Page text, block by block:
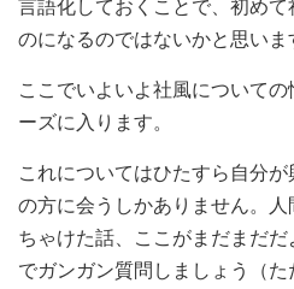
言語化しておくことで、初め
のになるのではないかと思いま
ここでいよいよ社風について
ーズに入ります。
これについてはひたすら自分
の方に会うしかありません。
ちゃけた話、ここがまだまだ
でガンガン質問しましょう（